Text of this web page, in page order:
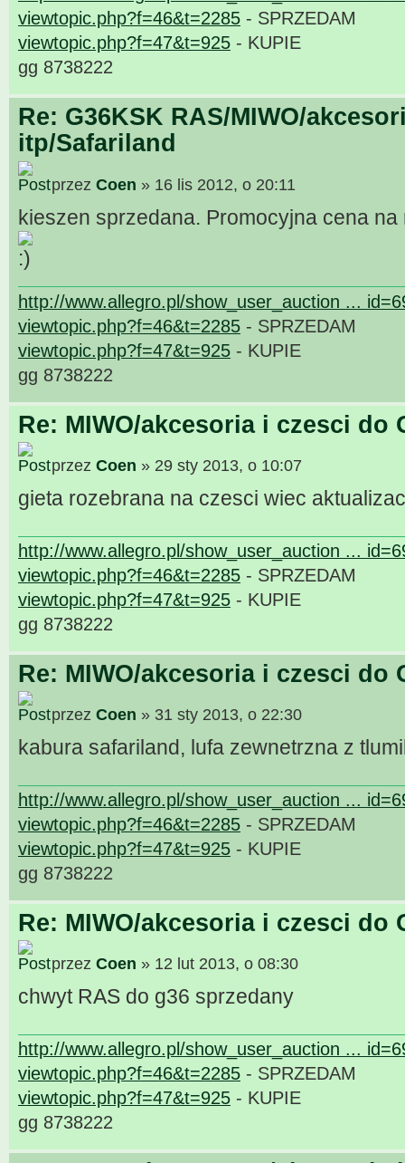
viewtopic.php?f=46&t=2285 - SPRZEDAM
viewtopic.php?f=47&t=925 - KUPIE
gg 8738222
Re: G36KSK RAS/MIWO/
itp/Safariland
przez Coen » 16 lis 2012, o 20:11
kieszen sprzedana. Promocyjna cena
http://www.allegro.pl/show_user_auction ...
viewtopic.php?f=46&t=2285 - SPRZEDAM
viewtopic.php?f=47&t=925 - KUPIE
gg 8738222
Re: MIWO/akcesoria i czesci do
przez Coen » 29 sty 2013, o 10:07
gieta rozebrana na czesci wiec
http://www.allegro.pl/show_user_auction ...
viewtopic.php?f=46&t=2285 - SPRZEDAM
viewtopic.php?f=47&t=925 - KUPIE
gg 8738222
Re: MIWO/akcesoria i czesci do
przez Coen » 31 sty 2013, o 22:30
kabura safariland, lufa zewnetrzna z
http://www.allegro.pl/show_user_auction ...
viewtopic.php?f=46&t=2285 - SPRZEDAM
viewtopic.php?f=47&t=925 - KUPIE
gg 8738222
Re: MIWO/akcesoria i czesci do
przez Coen » 12 lut 2013, o 08:30
chwyt RAS do g36 sprzedany
http://www.allegro.pl/show_user_auction ...
viewtopic.php?f=46&t=2285 - SPRZEDAM
viewtopic.php?f=47&t=925 - KUPIE
gg 8738222